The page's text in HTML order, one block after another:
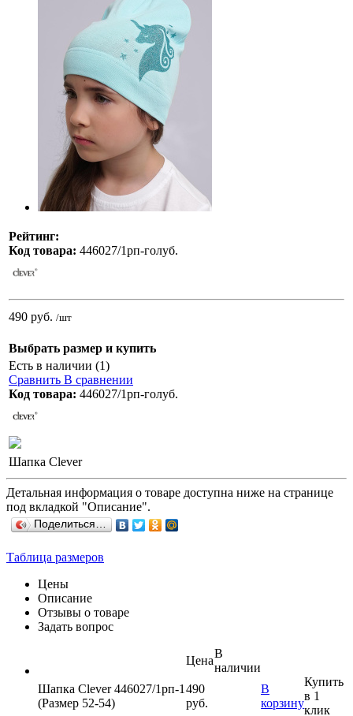
Рейтинг:
Код товара: 446027/1рп-голуб.
490 руб. /шт
Выбрать размер и купить
Есть в наличии (1)
Сравнить В сравнении
Код товара: 446027/1рп-голуб.
Шапка Clever
Детальная информация о товаре доступна ниже на странице
под вкладкой "Описание".
Поделиться…
Таблица размеров
Цены
Описание
Отзывы о товаре
Задать вопрос
Цена
В
наличии
Шапка Clever 446027/1рп-1
(Размер 52-54)
490
руб.
В
корзину
Купить
в 1
клик